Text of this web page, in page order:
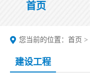
首页
您当前的位置： 首页 >
建设工程